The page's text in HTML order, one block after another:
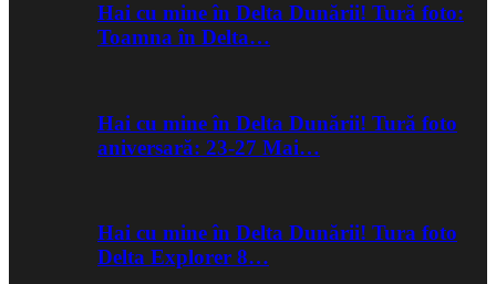
Hai cu mine în Delta Dunării! Tură foto:
Toamna în Delta…
Hai cu mine în Delta Dunării! Tură foto
aniversară: 23-27 Mai…
Hai cu mine în Delta Dunării! Tura foto
Delta Explorer 8…